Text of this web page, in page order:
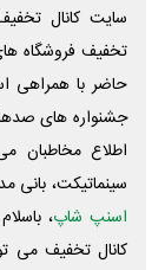
سایت کانال
تخفیف فروشگاه
حاضر با همراهی
جشنواره های صدها
اطلاع مخاطبان
سینماتیکت، بانی
اسنپ شاپ،
کانال تخفیف می